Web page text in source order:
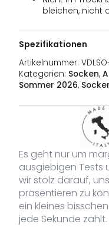
bleichen, nicht
Spezifikationen
Artikelnummer:
Kategorien: Socken,
Sommer 2026,
Es geht nur um
ausgiebigen Tests
wir stolz darauf,
präsentieren zu
ein kleines
jede Sekunde zählt.
Bild
Artikel
Nr.
VDLSO-
weiß